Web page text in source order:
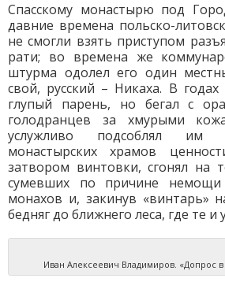
Спасскому монастырю под
давние времена польско-
не смогли взять приступом
рати; во времена же
штурма одолел его один
свой, русский – Никаха. В
глупый парень, но бегал с
голодранцев за хмурыми
услужливо подсоблял им
монастырских храмов
затвором винтовки, сгонял на
сумевших по причине
монахов и, закинув «винтарь»
бедняг до ближнего леса, где те и
Иван Алексеевич Владимиров. «Допрос